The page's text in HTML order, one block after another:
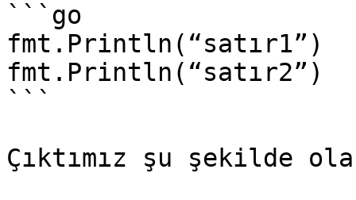
```go
fmt.Println(“satır1”)
fmt.Println(“satır2”)
```
Çıktımız şu şekilde